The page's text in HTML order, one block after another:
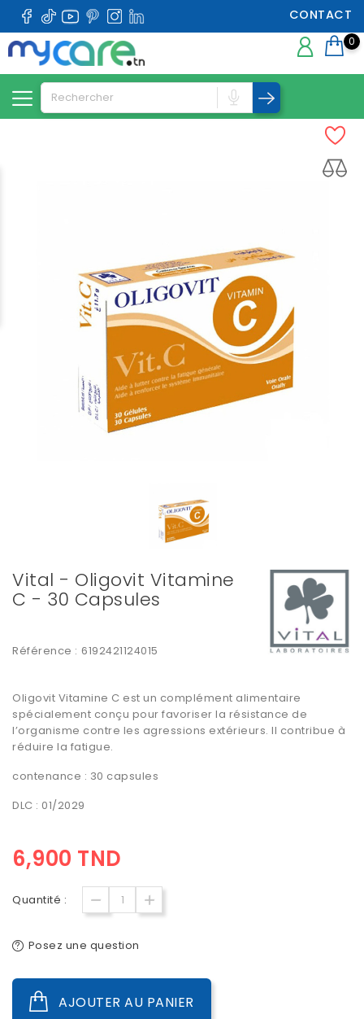
CONTACT
0
Vital - Oligovit Vitamine
C - 30 Capsules
Référence : 6192421124015
Oligovit Vitamine C est un complément alimentaire
spécialement conçu pour favoriser la résistance de
l’organisme contre les agressions extérieurs. Il contribue à
réduire la fatigue.
contenance : 30 capsules
DLC : 01/2029
6,900 TND
Quantité :
Posez une question
AJOUTER AU PANIER